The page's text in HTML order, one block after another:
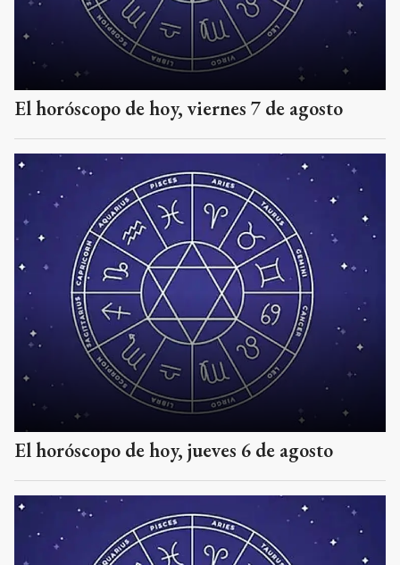
El horóscopo de hoy, viernes 7 de agosto
El horóscopo de hoy, jueves 6 de agosto